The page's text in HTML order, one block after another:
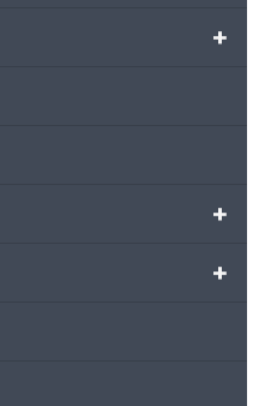
+
+
+